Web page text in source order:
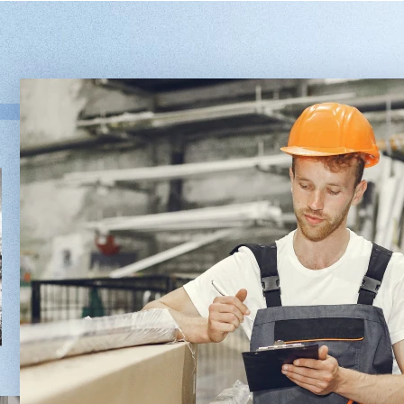
Двухсторонний шипорез
MX6015
2 854 839 ₽
3 201 613 ₽
Артикул: 2497
Длина заготовки: 400-1500 мм
Макс. ширина заготовки: 580 мм
Станок проходного типа
Узлы: 4 пилы, 2 фрезы
Вес: 3800 кг
5/1
2 451
2 701 613
Артикул:
Длина
Ширина
Толщина
Масса: